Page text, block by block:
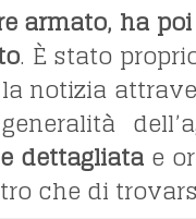
armato, ha
. È stato
notizia
dettagliata e
che di